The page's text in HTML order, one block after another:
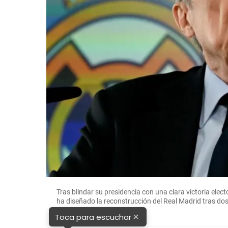
Tras blindar su presidencia con una clara victoria
ha diseñado la reconstrucción del Real Madrid tras
Toca para escuchar×